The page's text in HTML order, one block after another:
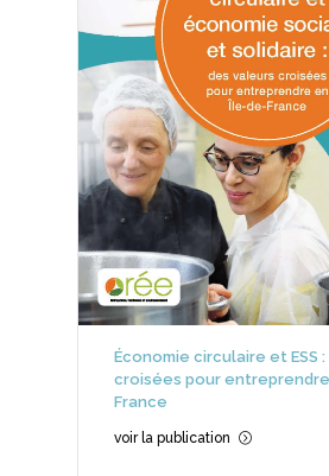
Économie circulaire et ESS
croisées pour
France
voir la publication =